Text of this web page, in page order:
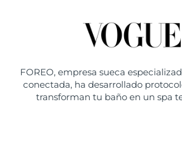
FOREO, empresa sueca
conectada, ha desarrollado
transforman tu baño en un spa